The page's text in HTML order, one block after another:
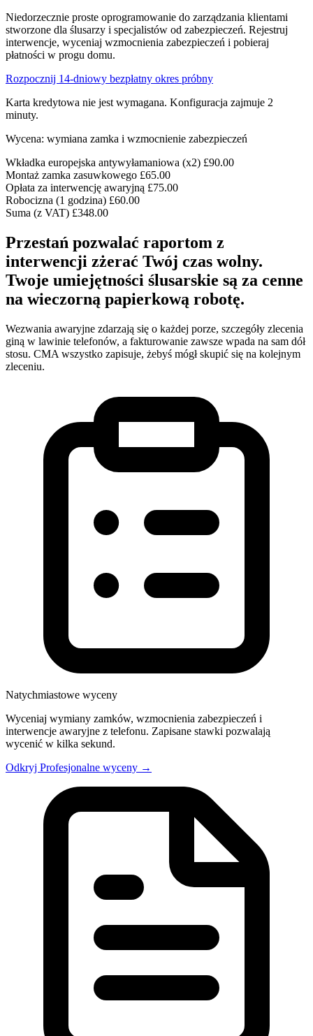
Niedorzecznie proste oprogramowanie do zarządzania klientami
stworzone dla ślusarzy i specjalistów od zabezpieczeń. Rejestruj
interwencje, wyceniaj wzmocnienia zabezpieczeń i pobieraj
płatności w progu domu.
Rozpocznij 14-dniowy bezpłatny okres próbny
Karta kredytowa nie jest wymagana. Konfiguracja zajmuje 2
minuty.
Wycena: wymiana zamka i wzmocnienie zabezpieczeń
Wkładka europejska antywyłamaniowa (x2) £90.00
Montaż zamka zasuwkowego £65.00
Opłata za interwencję awaryjną £75.00
Robocizna (1 godzina) £60.00
Suma (z VAT) £348.00
Przestań pozwalać raportom z
interwencji zżerać Twój czas wolny.
Twoje umiejętności ślusarskie są za cenne
na wieczorną papierkową robotę.
Wezwania awaryjne zdarzają się o każdej porze, szczegóły zlecenia
giną w lawinie telefonów, a fakturowanie zawsze wpada na sam dół
stosu. CMA wszystko zapisuje, żebyś mógł skupić się na kolejnym
zleceniu.
Natychmiastowe wyceny
Wyceniaj wymiany zamków, wzmocnienia zabezpieczeń i
interwencje awaryjne z telefonu. Zapisane stawki pozwalają
wycenić w kilka sekund.
Odkryj Profesjonalne wyceny →